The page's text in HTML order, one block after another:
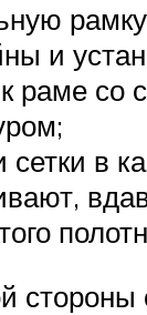
и
раме со
в